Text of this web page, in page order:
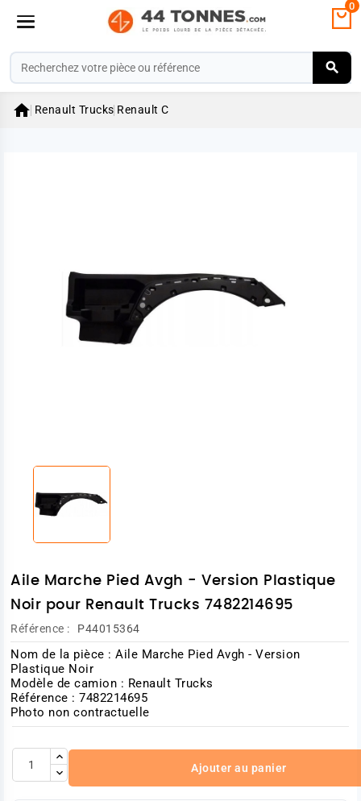
0
 Renault Trucks Renault C
Aile Marche Pied Avgh - Version Plastique
Noir pour Renault Trucks 7482214695
Référence : P44015364
Nom de la pièce : Aile Marche Pied Avgh - Version
Plastique Noir
Modèle de camion : Renault Trucks
Référence : 7482214695
Photo non contractuelle
Ajouter au panier